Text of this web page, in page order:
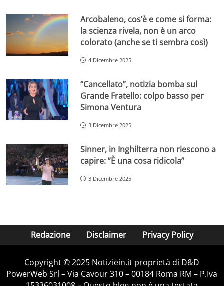
Arcobaleno, cos’è e come si forma:
la scienza rivela, non è un arco
colorato (anche se ti sembra così)
4 Dicembre 2025
“Cancellato”, notizia bomba sul
Grande Fratello: colpo basso per
Simona Ventura
3 Dicembre 2025
Sinner, in Inghilterra non riescono a
capire: ”È una cosa ridicola”
3 Dicembre 2025
Redazione Disclaimer Privacy Policy
Copyright © 2025 Notiziein.it proprietà di D&D
PowerWeb Srl – Via Cavour 310 – 00184 Roma RM – P.Iva